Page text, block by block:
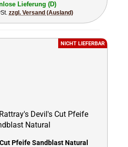
Lieferung (D)
zzgl. Versand (Ausland)
NICHT LIEFERBAR
Pfeife Sandblast Natural